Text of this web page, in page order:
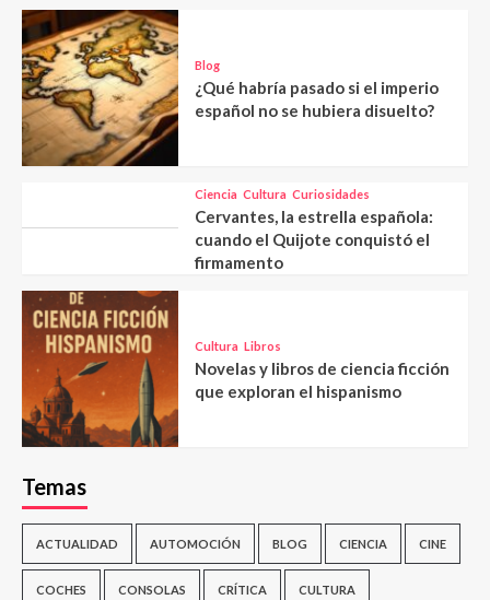
Blog
¿Qué habría pasado si el imperio
español no se hubiera disuelto?
Ciencia Cultura Curiosidades
Cervantes, la estrella española:
cuando el Quijote conquistó el
firmamento
Cultura Libros
Novelas y libros de ciencia ficción
que exploran el hispanismo
Temas
ACTUALIDAD AUTOMOCIÓN BLOG CIENCIA CINE
COCHES CONSOLAS CRÍTICA CULTURA